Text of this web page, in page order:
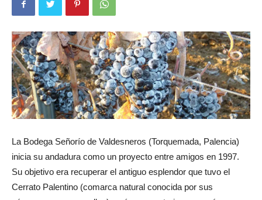
La Bodega Señorío de Valdesneros (Torquemada, Palencia)
inicia su andadura como un proyecto entre amigos en 1997.
Su objetivo era recuperar el antiguo esplendor que tuvo el
Cerrato Palentino (comarca natural conocida por sus